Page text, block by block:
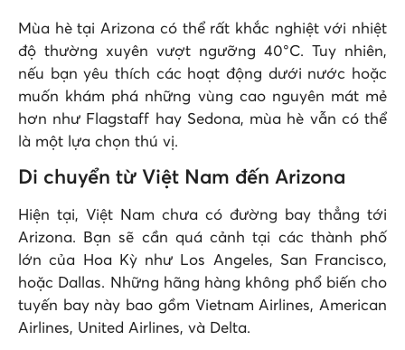
Mùa hè tại Arizona có thể rất khắc nghiệt với nhiệt
độ thường xuyên vượt ngưỡng 40°C. Tuy nhiên,
nếu bạn yêu thích các hoạt động dưới nước hoặc
muốn khám phá những vùng cao nguyên mát mẻ
hơn như Flagstaff hay Sedona, mùa hè vẫn có thể
là một lựa chọn thú vị.
Di chuyển từ Việt Nam đến Arizona
Hiện tại, Việt Nam chưa có đường bay thẳng tới
Arizona. Bạn sẽ cần quá cảnh tại các thành phố
lớn của Hoa Kỳ như Los Angeles, San Francisco,
hoặc Dallas. Những hãng hàng không phổ biến cho
tuyến bay này bao gồm Vietnam Airlines, American
Airlines, United Airlines, và Delta.